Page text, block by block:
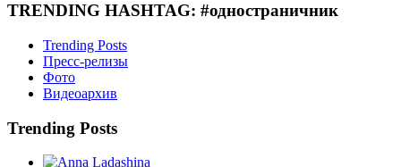
TRENDING HASHTAG: #одностраничник
Trending Posts
Пресс-релизы
Фото
Видеоархив
Trending Posts